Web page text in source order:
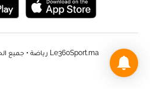
Le360Sport.ma رياضة • جميع الحقوق محفوضة - 2023